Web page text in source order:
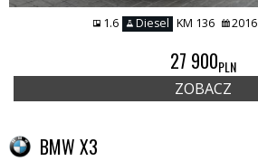
1.6 Diesel KM 136 2016
27 900PLN
ZOBACZ
BMW X3